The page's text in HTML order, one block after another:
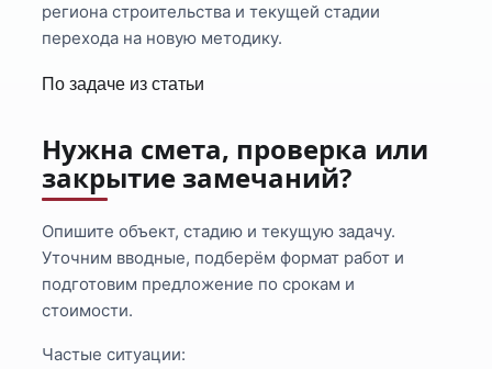
региона строительства и текущей стадии
перехода на новую методику.
По задаче из статьи
Нужна смета, проверка или
закрытие замечаний?
Опишите объект, стадию и текущую задачу.
Уточним вводные, подберём формат работ и
подготовим предложение по срокам и
стоимости.
Частые ситуации: